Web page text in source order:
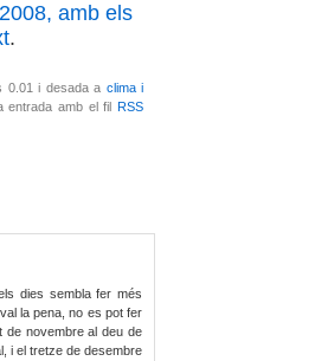
amb els
.
0.01 i desada a clima i
entrada amb el filRSS
dies sembla fer més
la pena, no es pot fer
de novembre al deu de
i el tretze de desembre